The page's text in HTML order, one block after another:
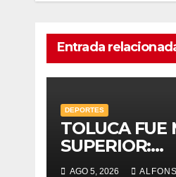
Entrada
DEPORTES
TOLUCA FUE
SUPERIOR:
“TURCO”
AGO 5, 2026